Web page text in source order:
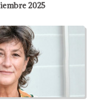
2025